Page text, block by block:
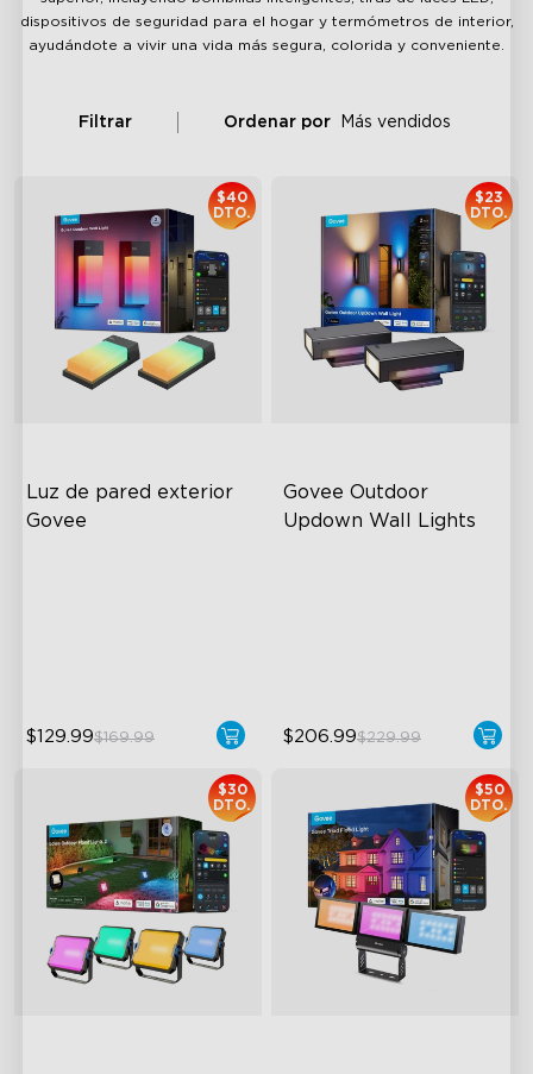
dispositivos de seguridad para el hogar y termómetros de interior,
ayudándote a vivir una vida más segura, colorida y conveniente.
Filtrar Ordenar por Más vendidos
Luz de pared exterior
Govee
$40
DTO.
$129.99$169.99
Govee Outdoor
Updown Wall Lights
$23
DTO.
$206.99$229.99
$30
DTO.
$50
DTO.